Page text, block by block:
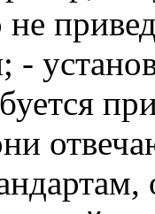
не
-